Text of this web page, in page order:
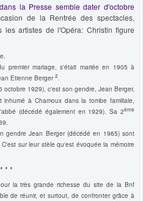
la Presse semble dater d'octobre
de la Rentrée des spectacles,
artistes de l'Opéra: Christin figure
premier mariage, s'était mariée en 1905 à
Etienne Berger2.
octobre 1929), c'est son gendre, Jean Berger,
inhumé à Chamoux dans la tombe familiale,
(décédé également en 1929). Sa 2ème
gendre Jean Berger (décédé en 1965) sont
sur leur stèle qu'est évoquée la mémoire
* * *
la très grande richesse du site de la Bnf
de réunir, et surtout, de confronter grâce à